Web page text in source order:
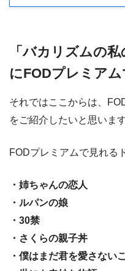
「バカリズムの
にFODプレミア
それではここからは、
をご紹介したいと思います
FODプレミアムで見れる
・姉ちゃんの恋人
・ルパンの娘
・30禁
・さくらの親子丼
・僕はまだ君を愛さない